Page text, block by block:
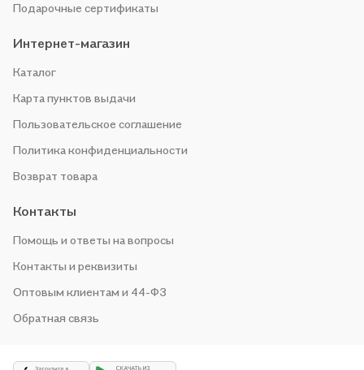
Подарочные сертификаты
Интернет-магазин
Каталог
Карта пунктов выдачи
Пользовательское соглашение
Политика конфиденциальности
Возврат товара
Контакты
Помощь и ответы на вопросы
Контакты и реквизиты
Оптовым клиентам и 44-ФЗ
Обратная связь